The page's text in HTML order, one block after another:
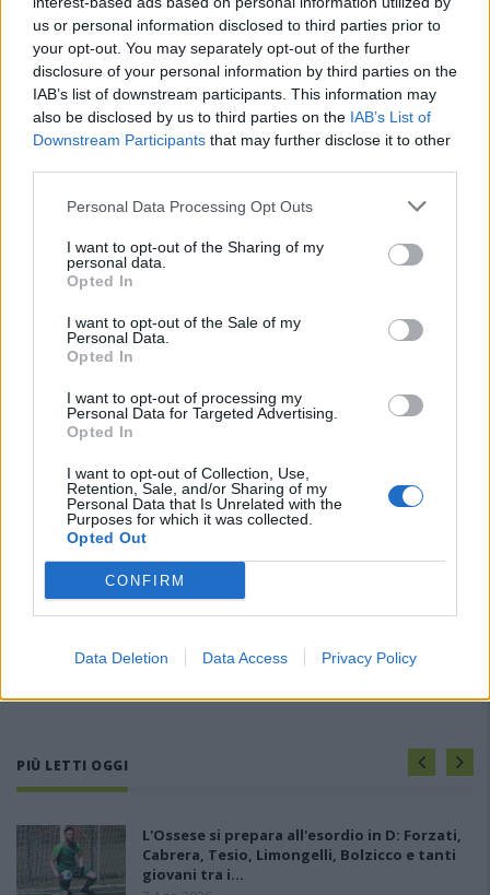
us or personal information disclosed to third parties prior to
your opt-out. You may separately opt-out of the further
disclosure of your personal information by third parties on the
IAB’s list of downstream participants. This information may
also be disclosed by us to third parties on the IAB’s List of
Downstream Participants that may further disclose it to other
Personal Data Processing Opt Outs
I want to opt-out of the Sharing of my
personal data.
Opted In
I want to opt-out of the Sale of my
Personal Data.
Opted In
I want to opt-out of processing my
Personal Data for Targeted Advertising.
Opted In
I want to opt-out of Collection, Use,
Retention, Sale, and/or Sharing of my
Personal Data that Is Unrelated with the
Purposes for which it was collected.
Opted Out
CONFIRM
Data Deletion Data Access Privacy Policy
PIÙ LETTI OGGI
L'Ossese si prepara all'esordio in D: Forzati,
Cabrera, Tesio, Limongelli, Bolzicco e tanti
giovani tra i…